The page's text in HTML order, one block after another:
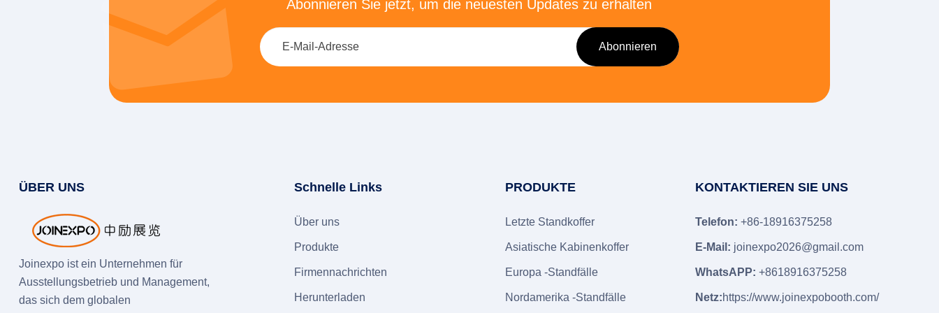
Abonnieren Sie jetzt, um die neuesten Updates zu erhalten
ÜBER UNS
Joinexpo ist ein Unternehmen für
Ausstellungsbetrieb und Management,
das sich dem globalen
Schnelle Links
Über uns
Produkte
Firmennachrichten
Herunterladen
PRODUKTE
Letzte Standkoffer
Asiatische Kabinenkoffer
Europa -Standfälle
Nordamerika -Standfälle
KONTAKTIEREN SIE UNS
Telefon: +86-18916375258
E-Mail: joinexpo2026@gmail.com
WhatsAPP: +8618916375258
Netz:https://www.joinexpobooth.com/